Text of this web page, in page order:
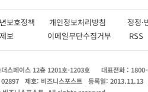
년보호정책 개인정보처리방침 정정·
제보 이메일무단수집거부 RSS
스페이스 12층 1201호-1203호 대표전화 :
02897 제호: 비즈니스포스트 등록일: 2013.11.13